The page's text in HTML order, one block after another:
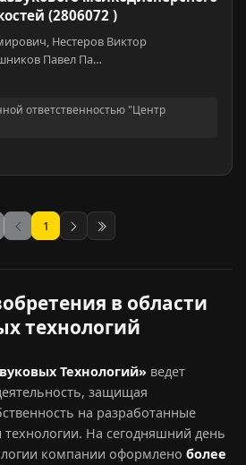
(2806072 )
Нестеров Виктор
Павел Па…
ответственностью "Центр
1 Следующая
Последняя
в области
технологий
Технологий» ведет
защищая
на разработанные
технологии. На сегодняшний день
компании оформлено более